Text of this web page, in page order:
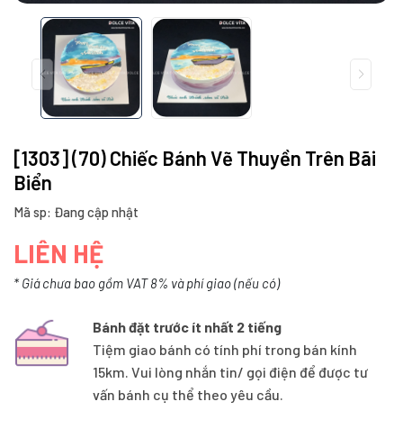
[1303] (70) Chiếc Bánh Vẽ Thuyền Trên Bãi
Biển
Mã sp: Đang cập nhật
LIÊN HỆ
* Giá chưa bao gồm VAT 8% và phí giao (nếu có)
Bánh đặt trước ít nhất 2 tiếng
Tiệm giao bánh có tính phí trong bán kính
15km. Vui lòng nhắn tin/ gọi điện để được tư
vấn bánh cụ thể theo yêu cầu.